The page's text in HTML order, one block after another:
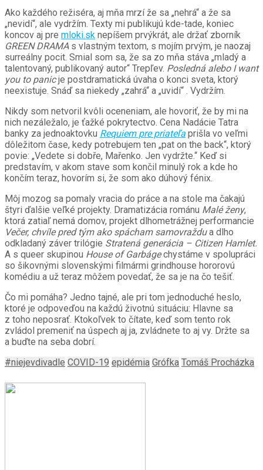
Ako každého režiséra, aj mňa mrzí že sa „nehrá“ a že sa
„nevidí“, ale vydržím. Texty mi publikujú kde-tade, koniec
koncov aj pre mloki.sk nepíšem prvýkrát, ale držať zborník
GREEN DRAMAs vlastným textom, s mojím prvým, je naozaj
surreálny pocit. Smial som sa, že sa zo mňa stáva „mladý a
talentovaný, publikovaný autor“ Trepľev. Posledná alebo I want
you to panicje postdramatická úvaha o konci sveta, ktorý
neexistuje. Snáď sa niekedy „zahrá“ a „uvidí“ . Vydržím.
Nikdy som netvoril kvôli oceneniam, ale hovoriť, že by mi na
nich nezáležalo, je ťažké pokrytectvo. Cena Nadácie Tatra
banky za jednoaktovku Requiem pre priateľa prišla vo veľmi
dôležitom čase, kedy potrebujem ten „pat on the back“, ktorý
povie: „Vedete si dobře, Mařenko. Jen vydržte.“ Keď si
predstavím, v akom stave som končil minulý rok a kde ho
končím teraz, hovorím si, že som ako dúhový fénix.
Môj mozog sa pomaly vracia do práce a na stole ma čakajú
štyri ďalšie veľké projekty. Dramatizácia románu Malé ženy,
ktorá zatiaľ nemá domov, projekt dlhometrážnej performancie
Večer, chvíle pred tým ako spácham samovraždua dlho
odkladaný záver trilógie Stratená generácia – Citizen Hamlet.
A s queer skupinou House of Garbágechystáme v spolupráci
so šikovnými slovenskými filmármi grindhouse hororovú
komédiu a už teraz môžem povedať, že sa je na čo tešiť.
Čo mi pomáha? Jedno tajné, ale pri tom jednoduché heslo,
ktoré je odpoveďou na každú životnú situáciu: Hlavne sa
z toho neposrať. Ktokoľvek to čítate, keď som tento rok
zvládol premeniť na úspech aj ja, zvládnete to aj vy. Držte sa
a buďte na seba dobrí.
#niejevdivadle COVID-19 epidémia Grófka Tomáš Procházka